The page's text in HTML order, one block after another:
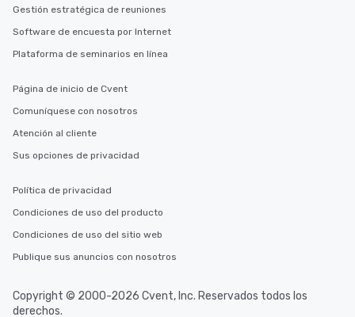
Gestión estratégica de reuniones
Software de encuesta por Internet
Plataforma de seminarios en línea
Página de inicio de Cvent
Comuníquese con nosotros
Atención al cliente
Sus opciones de privacidad
Política de privacidad
Condiciones de uso del producto
Condiciones de uso del sitio web
Publique sus anuncios con nosotros
Copyright © 2000-2026 Cvent, Inc. Reservados todos los
derechos.